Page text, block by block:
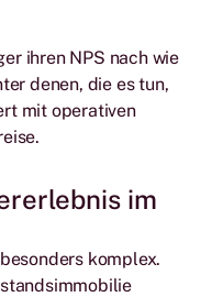
ihren NPS nach wie
denen, die es tun,
mit operativen
im
komplex.